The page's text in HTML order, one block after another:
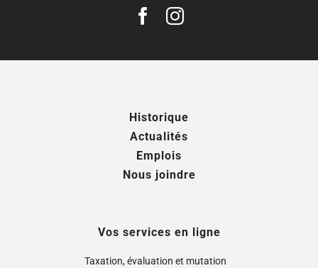
Historique
Actualités
Emplois
Nous joindre
Vos services en ligne
Taxation, évaluation et mutation